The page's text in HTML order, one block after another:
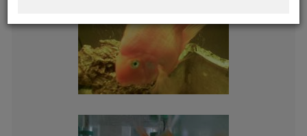
Rainbow Çiklit
(Herotilapia
multispinosa)
Melek